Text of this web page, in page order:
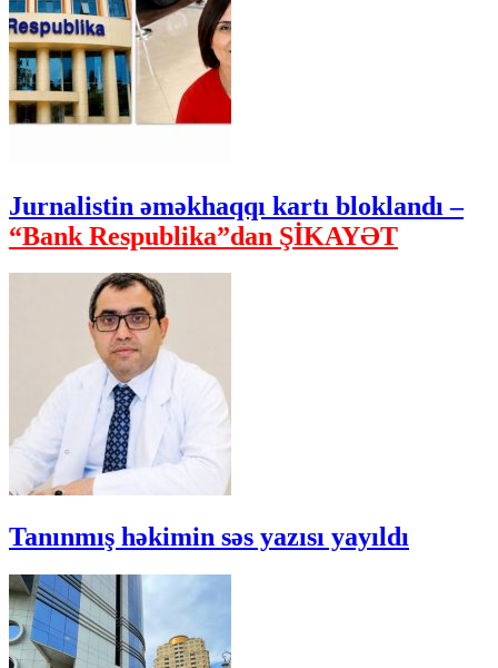
Jurnalistin əməkhaqqı kartı bloklandı –
“Bank Respublika”dan ŞİKAYƏT
Tanınmış həkimin səs yazısı yayıldı